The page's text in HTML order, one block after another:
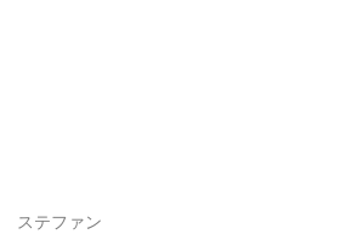
ステファン